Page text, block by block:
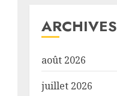
ARCHIVES
août 2026
juillet 2026